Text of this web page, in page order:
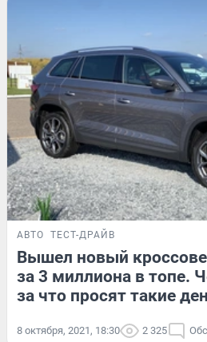
АВТО ТЕСТ-ДРАЙВ
Вышел новый
за 3 миллиона в топе.
за что просят такие
8 октября, 2021, 18:30 2 325